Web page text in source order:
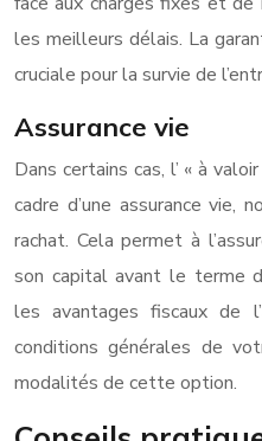
les meilleurs délais. La
cruciale pour la survie de
Assurance vie
Dans certains cas, l’ « à
cadre d’une assurance vie,
rachat. Cela permet à
son capital avant le terme
les avantages fiscaux de
conditions générales de
modalités de cette option.